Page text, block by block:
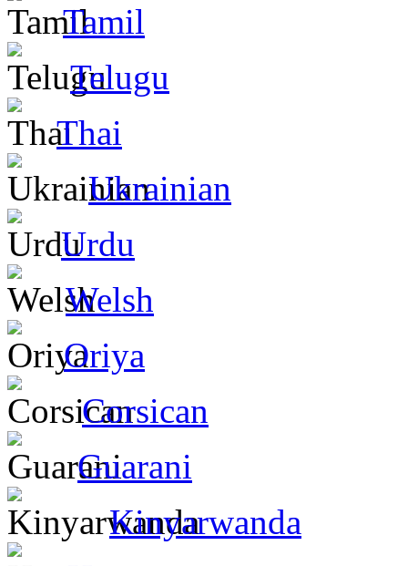
Tamil
Telugu
Thai
Ukrainian
Urdu
Welsh
Oriya
Corsican
Guarani
Kinyarwanda